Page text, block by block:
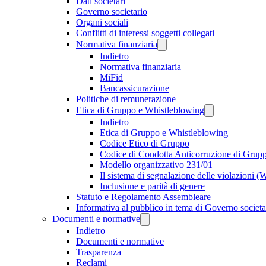
Governo societario
Organi sociali
Conflitti di interessi soggetti collegati
Normativa finanziaria
Indietro
Normativa finanziaria
MiFid
Bancassicurazione
Politiche di remunerazione
Etica di Gruppo e Whistleblowing
Indietro
Etica di Gruppo e Whistleblowing
Codice Etico di Gruppo
Codice di Condotta Anticorruzione di
Modello organizzativo 231/01
Il sistema di segnalazione delle violazioni
Inclusione e parità di genere
Statuto e Regolamento Assembleare
Informativa al pubblico in tema di Governo
Documenti e normative
Indietro
Documenti e normative
Trasparenza
Reclami